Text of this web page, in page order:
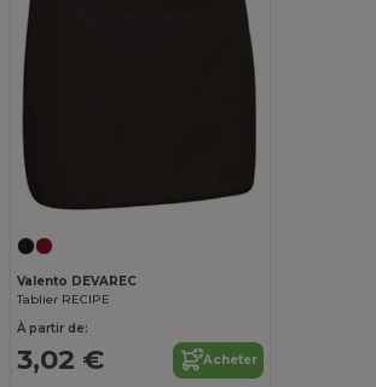
Valento DEVAREC
Tablier RECIPE
À partir de:
3,02 € Acheter